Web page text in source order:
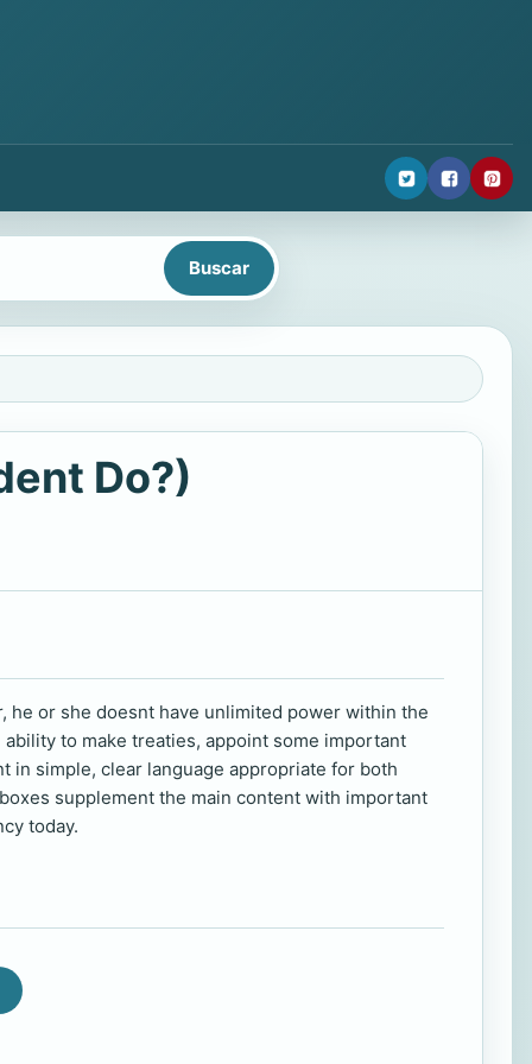
Do?)
or she doesnt have unlimited power within the
to make treaties, appoint some important
in simple, clear language appropriate for both
supplement the main content with important
today.